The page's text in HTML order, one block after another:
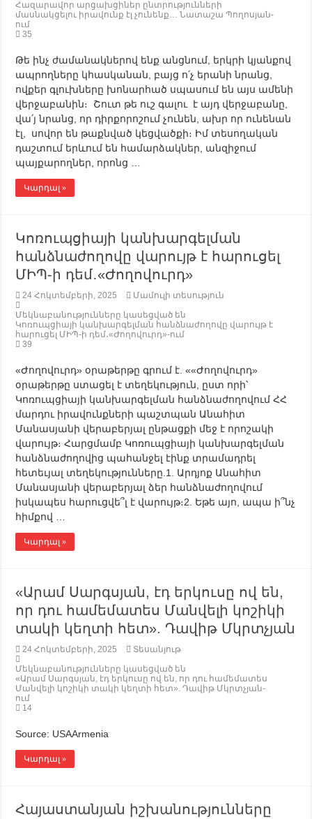
Հազարավոր արցախցիներ ընտրությունների
մասնակցելու իրավունք էլ չունենք… Նատաշա Պողոսյան-
ում
35
Թե ինչ ժամանակներով ենք անցնում, երկրի կյանքով
ապրողները կհասկանան, բայց ո՛չ երանի նրանց,
ովքեր գլուխները խոնարհած սպասում են այս ամենի
վերջաբանին։ Շուտ թե ուշ գալու է այդ վերջաբանը,
վա՛յ նրանց, որ դիրքորոշում չունեն, ախր որ ունենան
էլ, սովոր են թաքնված կեցվածքի։ Իմ տեսողական
դաշտում երևում են համարձակներ, անզիջում
պայքարողներ, որոնց …
Կարդալ »
Կոռուպցիայի կանխարգելման
հանձնաժողովը վարույթ է հարուցել
ՄԻՊ-ի դեմ․«Ժողովուրդ»
24 Հոկտեմբերի, 2025
Մամուլի տեսություն
Մեկնաբանությունները կասեցված են
Կոռուպցիայի կանխարգելման հանձնաժողովը վարույթ է
հարուցել ՄԻՊ-ի դեմ․«Ժողովուրդ»-ում
39
«Ժողովուրդ» օրաթերթը գրում է. ««Ժողովուրդ»
օրաթերթը ստացել է տեղեկություն, ըստ որի՝
Կոռուպցիայի կանխարգելման հանձնաժողովում ՀՀ
մարդու իրավունքների պաշտպան Անահիտ
Մանասյանի վերաբերյալ ընթացքի մեջ է որոշակի
վարույթ։ Հարցմամբ Կոռուպցիայի կանխարգելման
հանձնաժողովից պահանջել էինք տրամադրել
հետեւյալ տեղեկությունները.1. Արդյոք Անահիտ
Մանասյանի վերաբերյալ ձեր հանձնաժողովում
իսկապես հարուցվե՞լ է վարույթ։2. Եթե այո, ապա ի՞նչ
հիմքով …
Կարդալ »
«Արամ Սարգսյան, էդ երկուսը ով են,
որ դու համեմատես Մանվելի կոշիկի
տակի կեղտի հետ». Դավիթ Մկրտչյան
24 Հոկտեմբերի, 2025
Տեսանյութ
Մեկնաբանությունները կասեցված են
«Արամ Սարգսյան, էդ երկուսը ով են, որ դու համեմատես
Մանվելի կոշիկի տակի կեղտի հետ». Դավիթ Մկրտչյան-
ում
14
Source: USAArmenia
Կարդալ »
Հայաստանյան իշխանությունները